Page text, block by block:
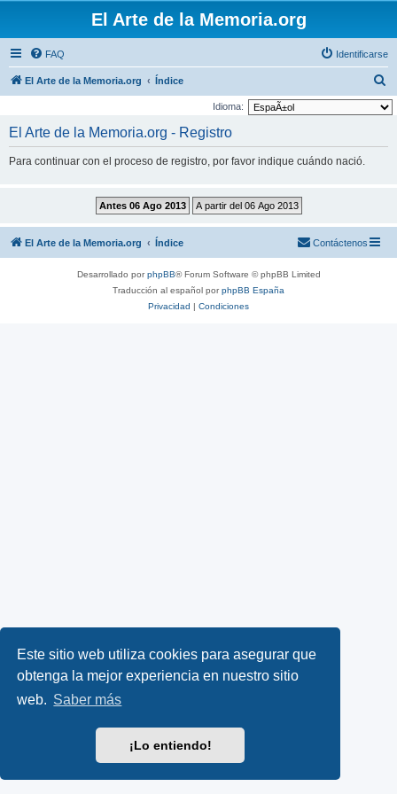
Este sitio web utiliza cookies para asegurar que
obtenga la mejor experiencia en nuestro sitio
web. Saber más
¡Lo entiendo!
El Arte de la Memoria.org
FAQ Identificarse
El Arte de la Memoria.org Índice
u
Idioma:
El Arte de la Memoria.org - Registro
Para continuar con el proceso de registro, por favor indique cuándo nació.
El Arte de la Memoria.org Índice Contáctenos
Desarrollado porphpBB® Forum Software © phpBB Limited
Traducción al español porphpBB España
Privacidad | Condiciones